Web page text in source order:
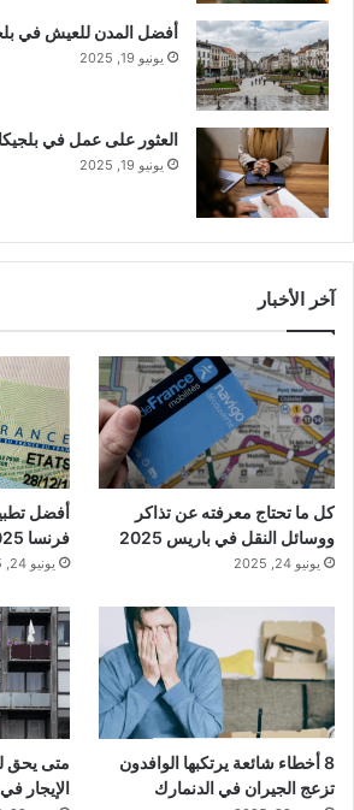
أفضل المدن للعيش في
يونيو 19, 2025
العثور على عمل في بلجيكا 2025 للمهاجرين
يونيو 19, 2025
آخر الأخبار
كل ما تحتاج معرفته عن تذاكر
ووسائل النقل في باريس 2025
يونيو 24, 2025
أفضل
فرنسا 2025
يونيو 24, 2025
8 أخطاء شائعة يرتكبها الوافدون
تزعج الجيران في الدنمارك
متى يحق
الإيجار